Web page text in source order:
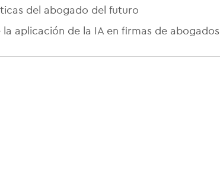
del abogado del futuro
la aplicación de la IA en firmas de abogados